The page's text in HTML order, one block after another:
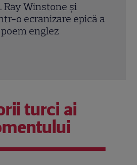
din umbră (2014).
Costner, într-o cursă
pentru salvarea
turci ai